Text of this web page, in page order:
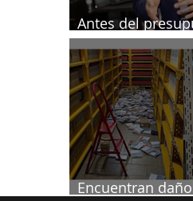
Antes del
Tesorero:
Encuentran